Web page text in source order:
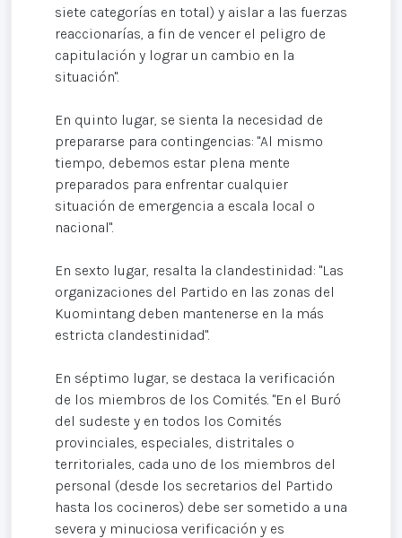
siete categorías en total) y aislar a las fuerzas
reaccionarías, a fin de vencer el peligro de
capitulación y lograr un cambio en la
situación".
En quinto lugar, se sienta la necesidad de
prepararse para contingencias: "Al mismo
tiempo, debemos estar plena mente
preparados para enfrentar cualquier
situación de emergencia a escala local o
nacional".
En sexto lugar, resalta la clandestinidad: "Las
organizaciones del Partido en las zonas del
Kuomintang deben mantenerse en la más
estricta clandestinidad".
En séptimo lugar, se destaca la verificación
de los miembros de los Comités. "En el Buró
del sudeste y en todos los Comités
provinciales, especiales, distritales o
territoriales, cada uno de los miembros del
personal (desde los secretarios del Partido
hasta los cocineros) debe ser sometido a una
severa y minuciosa verificación y es